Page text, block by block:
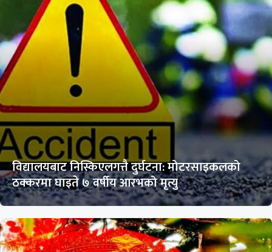
विद्यालयबाट निस्किएलगत्तै दुर्घटना: मोटरसाइकलको
ठक्करमा घाइते ७ वर्षीय आरभको मृत्यु